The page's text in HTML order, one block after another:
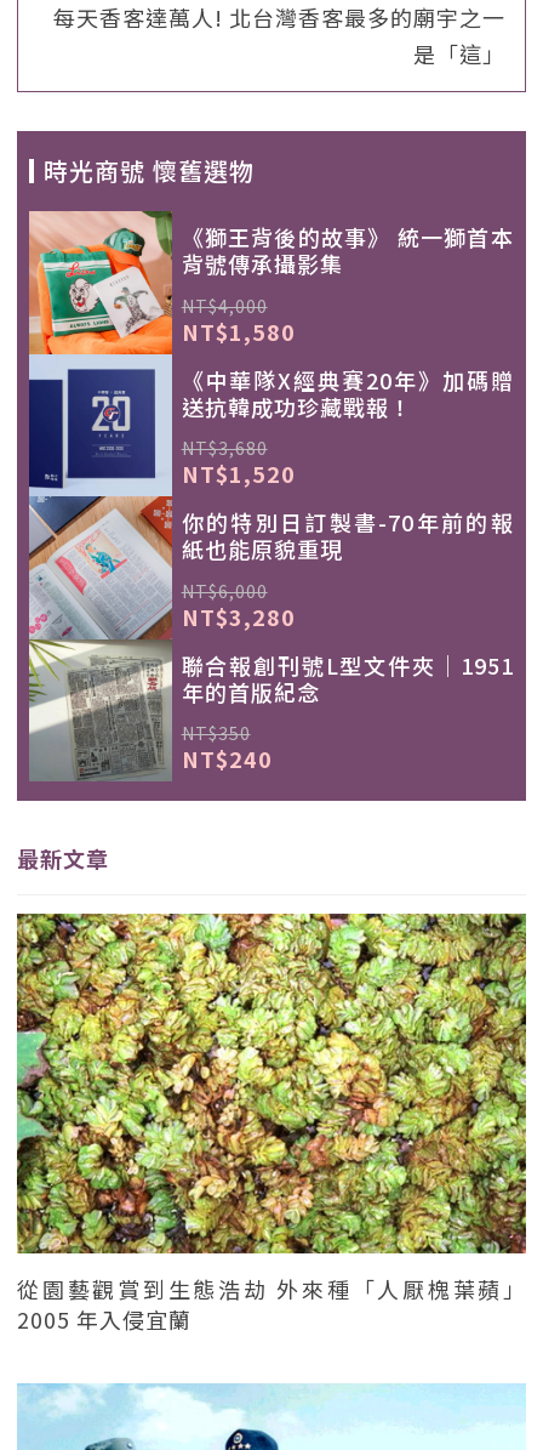
每天香客達萬人! 北台灣香客最多的廟宇之一
是「這」
時光商號 懷舊選物
《獅王背後的故事》 統一獅首本
背號傳承攝影集
NT$4,000
NT$1,580
《中華隊X經典賽20年》加碼贈
送抗韓成功珍藏戰報！
NT$3,680
NT$1,520
你的特別日訂製書-70年前的報
紙也能原貌重現
NT$6,000
NT$3,280
聯合報創刊號L型文件夾｜1951
年的首版紀念
NT$350
NT$240
最新文章
從園藝觀賞到生態浩劫 外來種「人厭槐葉蘋」
2005 年入侵宜蘭